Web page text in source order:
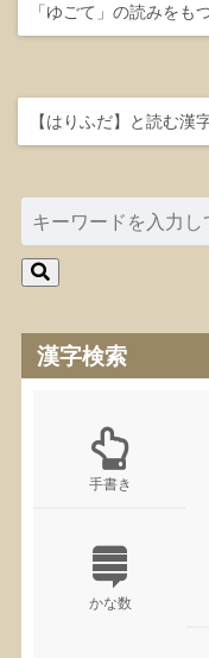
「ゆごて」の読みをも
【はりふだ】と読む漢
漢字検索
手書き
かな数